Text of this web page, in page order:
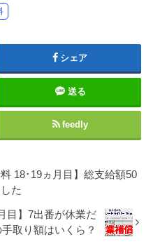
シェア
送る
feedly
18･19ヵ月目】総支給額50
た
目】7出番が休業だ
取り額はいくら？